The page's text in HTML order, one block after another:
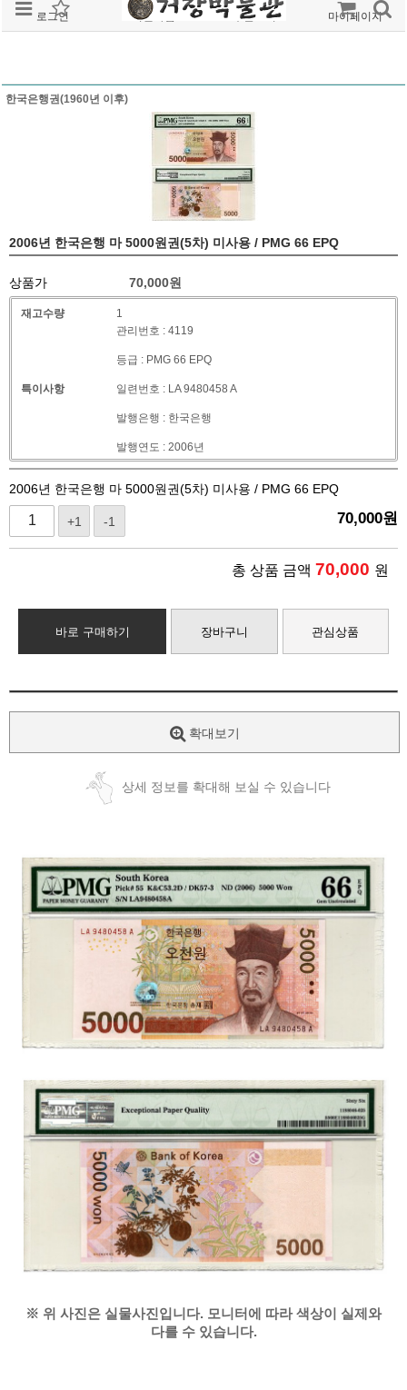
로그인 회원가입 주문조회 마이페이지
한국은행권(1960년 이후)
2006년 한국은행 마 5000원권(5차) 미사용 / PMG 66 EPQ
상품가 70,000원
재고수량 1
특이사항
관리번호 : 4119
등급 : PMG 66 EPQ
일련번호 : LA 9480458 A
발행은행 : 한국은행
발행연도 : 2006년
2006년 한국은행 마 5000원권(5차) 미사용 / PMG 66 EPQ
+1 -1 70,000원
총 상품 금액 70,000 원
바로 구매하기 장바구니 관심상품
확대보기
상세 정보를 확대해 보실 수 있습니다
※ 위 사진은 실물사진입니다. 모니터에 따라 색상이 실제와
다를 수 있습니다.